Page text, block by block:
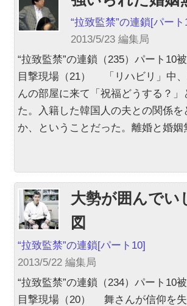
“拉致監禁”の連鎖[パート
2013/5/23 編集局
“拉致監禁”の連鎖（235）パート10
目撃現場（21） 「リハビリ」中、
んの部屋に来て「祝福どうする？」
た。入籍した韓国人の夫との関係を
か、ということだった。離婚と婚
大勢が囲んでい
図
“拉致監禁”の連鎖[パート10]
2013/5/22 編集局
“拉致監禁”の連鎖（234）パート10
目撃現場（20） 舞さんが信仰を失